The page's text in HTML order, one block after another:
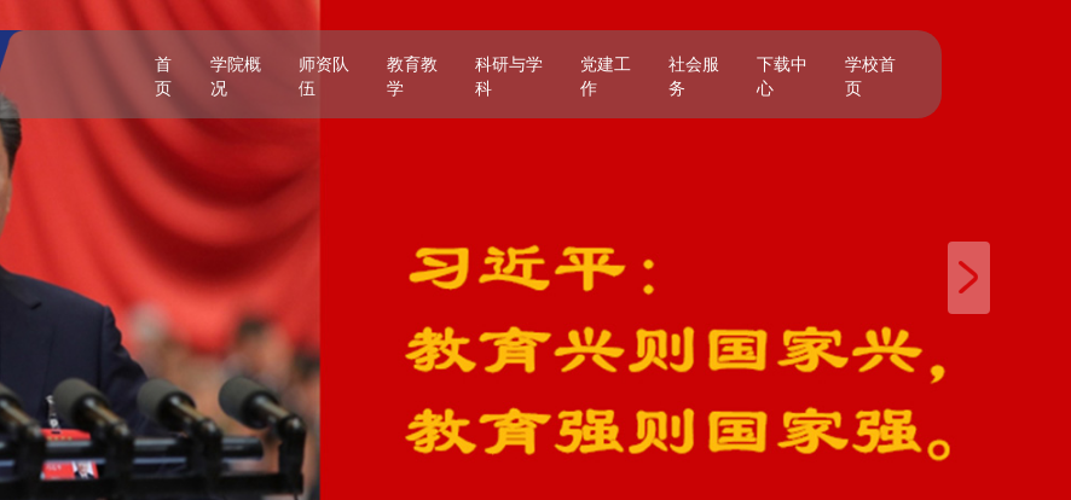
首
页
学院概
况
师资队
伍
教育教
学
科研与学
科
党建工
作
社会服
务
下载中
心
学校首
页